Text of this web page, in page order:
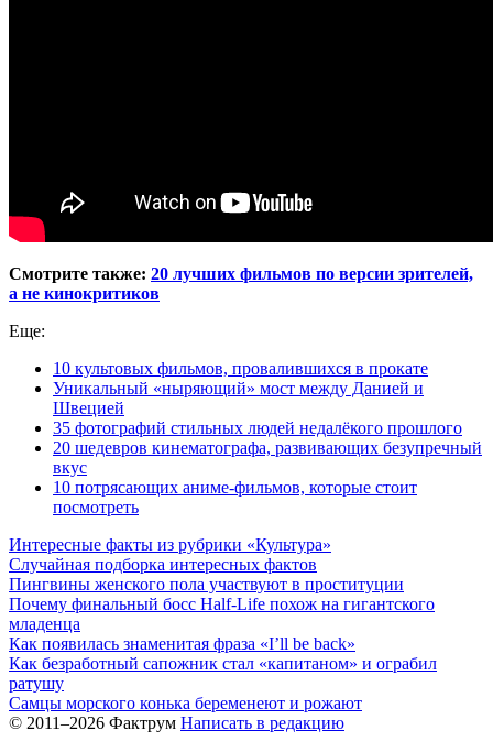
Смотрите также: 20 лучших фильмов по версии зрителей,
а не кинокритиков
Еще:
10 культовых фильмов, провалившихся в прокате
Уникальный «ныряющий» мост между Данией и
Швецией
35 фотографий стильных людей недалёкого прошлого
20 шедевров кинематографа, развивающих безупречный
вкус
10 потрясающих аниме-фильмов, которые стоит
посмотреть
Интересные факты из рубрики «Культура»
Случайная подборка интересных фактов
Пингвины женского пола участвуют в проституции
Почему финальный босс Half-Life похож на гигантского
младенца
Как появилась знаменитая фраза «I’ll be back»
Как безработный сапожник стал «капитаном» и ограбил
ратушу
Самцы морского конька беременеют и рожают
© 2011–2026 Фактрум Написать в редакцию